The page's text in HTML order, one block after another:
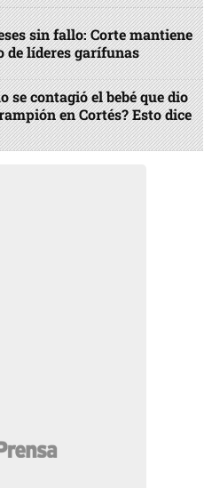
sin fallo: Corte mantiene
de líderes garífunas
se contagió el bebé que dio
en Cortés? Esto dice